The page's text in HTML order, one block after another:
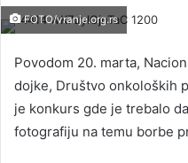
FOTO/vranje.org.rs
Povodom 20. marta,
dojke, Društvo onkoloških
je konkurs gde je trebalo
fotografiju na temu borbe